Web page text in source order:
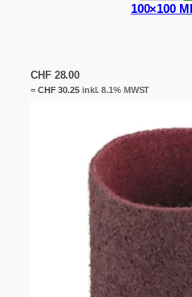
100×100
CHF28.00
= CHF30.25inkl. 8.1% MWST